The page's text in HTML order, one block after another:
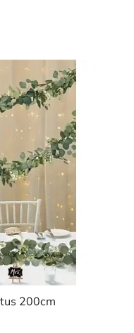
200cm